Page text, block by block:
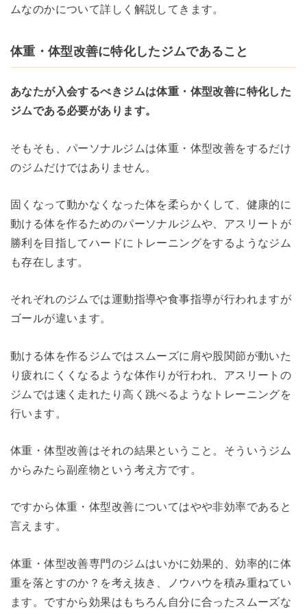
ムなのかについて詳しく解説してきます。
体重・体型改善に特化したジムであること
あなたが入会するべきジムは体重・体型改善に特化した
ジムである必要があります。
そもそも、パーソナルジムは体重・体型改善をするだけ
のジムだけではありません。
固くなって動かなくなった体を柔らかくして、健康的に
動ける体を作るためのパーソナルジムや、アスリートが
勝利を目指してハードにトレーニングをするようなジム
も存在します。
それぞれのジムでは運動指導や食事指導が行われますが
ゴールが違います。
動ける体を作るジムではスムーズに肩や股関節が動いた
り疲れにくくなるような体作りが行われ、アスリートの
ジムでは速く走れたり高く跳べるようなトレーニングを
行います。
体重・体型改善はそれの結果ということ。そういうジム
からみたら副産物という考え方です。
ですから体重・体型改善についてはやや非効率であると
言えます。
体重・体型改善専門のジムはいかに効果的、効率的に体
重を落とすのか？を考え抜き、ノウハウを積み重ねてい
ます。ですから効果はもちろん自分に合ったスムーズな